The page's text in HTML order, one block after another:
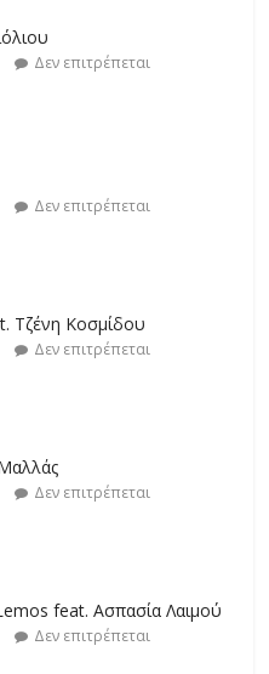
Δεν επιτρέπεται
Δεν επιτρέπεται
Δεν επιτρέπεται
Δεν επιτρέπεται